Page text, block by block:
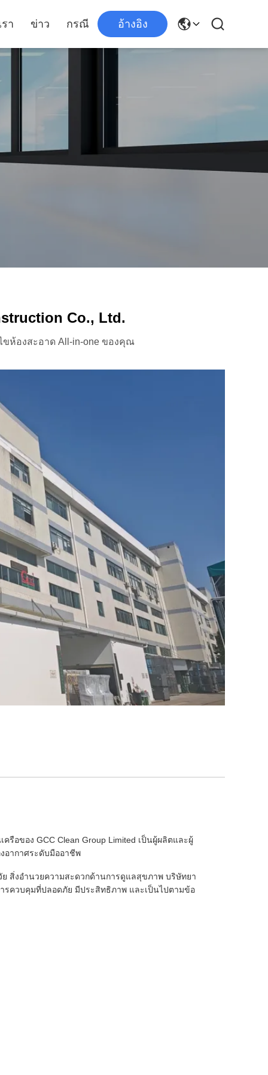
า ข่าว กรณี อ้างอิง
Co., Ltd.
ขห้องสะอาด All-in-one ของคุณ
รือของ GCC Clean Group Limited เป็นผู้ผลิตและผู้
อากาศระดับมืออาชีพ
สิ่งอำนวยความสะดวกด้านการดูแลสุขภาพ บริษัทยา
รควบคุมที่ปลอดภัย มีประสิทธิภาพ และเป็นไปตามข้อ